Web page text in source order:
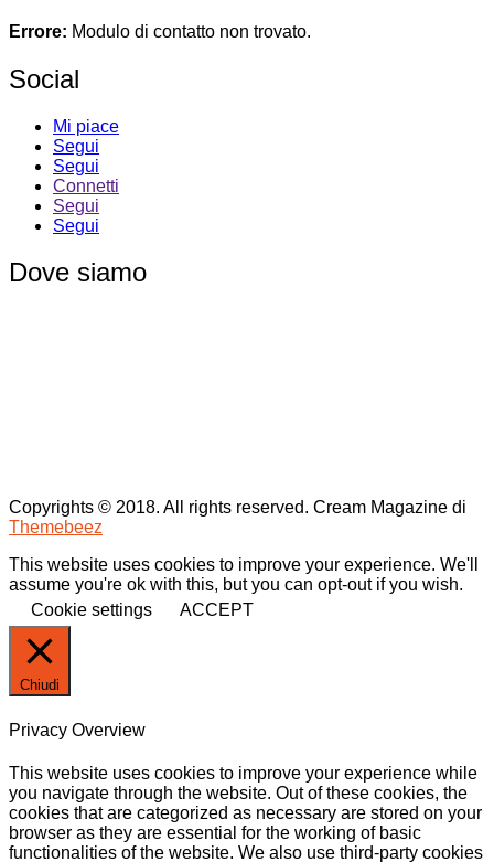
Errore: Modulo di contatto non trovato.
Social
Mi piace
Segui
Segui
Connetti
Segui
Segui
Dove siamo
Copyrights © 2018. All rights reserved. Cream Magazine di
Themebeez
This website uses cookies to improve your experience. We'll
assume you're ok with this, but you can opt-out if you wish.
Cookie settings
ACCEPT
Chiudi
Privacy Overview
This website uses cookies to improve your experience while
you navigate through the website. Out of these cookies, the
cookies that are categorized as necessary are stored on your
browser as they are essential for the working of basic
functionalities of the website. We also use third-party cookies